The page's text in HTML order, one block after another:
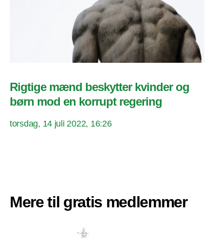
Rigtige mænd beskytter kvinder og
børn mod en korrupt regering
torsdag, 14 juli 2022, 16:26
Mere til gratis medlemmer